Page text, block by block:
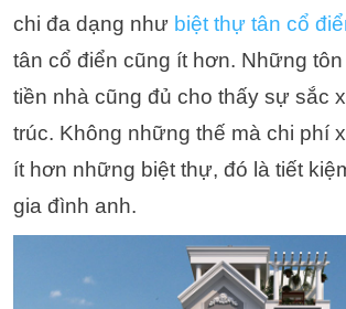
chi đa dạng như biệt thự tân cổ
tân cổ điển cũng ít hơn. Những
tiền nhà cũng đủ cho thấy sự sắc
trúc. Không những thế mà chi phí
ít hơn những biệt thự, đó là tiết
gia đình anh.